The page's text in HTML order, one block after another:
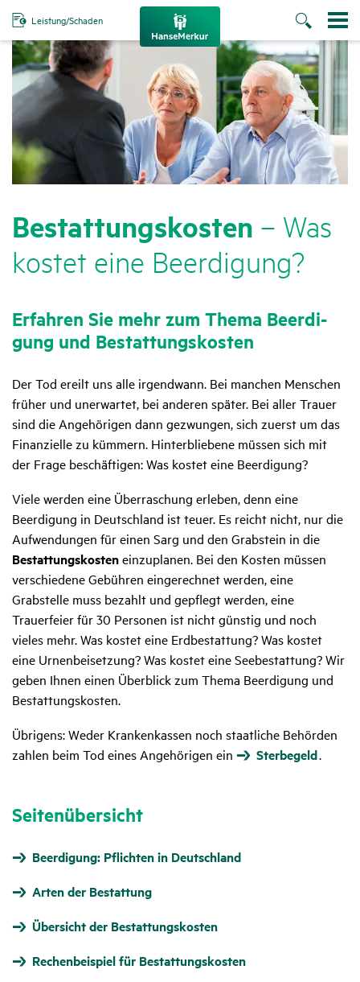
Leistung/Schaden
Bestat­tungs­kosten – Was
kostet eine Beer­di­gung?
Erfahren Sie mehr zum Thema Beer­di­
gung und Bestat­tungs­kosten
Der Tod ereilt uns alle irgendwann. Bei manchen Menschen
früher und unerwartet, bei anderen später. Bei aller Trauer
sind die Angehörigen dann gezwungen, sich zuerst um das
Finanzielle zu kümmern. Hinterbliebene müssen sich mit
der Frage beschäftigen: Was kostet eine Beerdigung?
Viele werden eine Überraschung erleben, denn eine
Beerdigung in Deutschland ist teuer. Es reicht nicht, nur die
Aufwendungen für einen Sarg und den Grabstein in die
Bestattungskosteneinzuplanen. Bei den Kosten müssen
verschiedene Gebühren eingerechnet werden, eine
Grabstelle muss bezahlt und gepflegt werden, eine
Trauerfeier für 30 Personen ist nicht günstig und noch
vieles mehr. Was kostet eine Erdbestattung? Was kostet
eine Urnenbeisetzung? Was kostet eine Seebestattung? Wir
geben Ihnen einen Überblick zum Thema Beerdigung und
Bestattungskosten.
Übrigens: Weder Krankenkassen noch staatliche Behörden
zahlen beim Tod eines Angehörigen ein
Sterbegeld.
Seitenübersicht
Beerdigung: Pflichten in Deutschland
Arten der Bestattung
Übersicht der Bestattungskosten
Rechenbeispiel für Bestattungskosten